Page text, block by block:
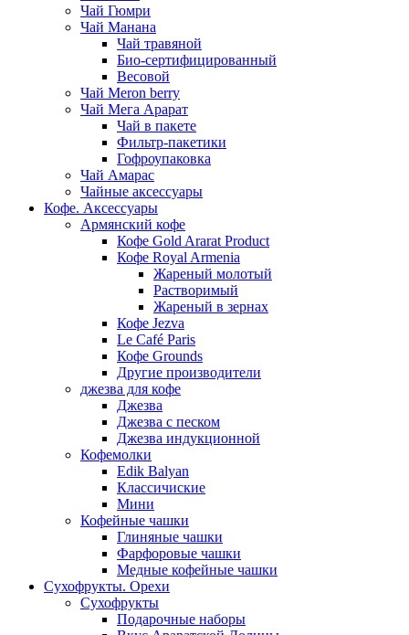
Чай Гюмри
Чай Манана
Чай травяной
Био-сертифицированный
Весовой
Чай Meron berry
Чай Мега Арарат
Чай в пакете
Фильтр-пакетики
Гофроупаковка
Чай Амарас
Чайные аксессуары
Кофе. Аксессуары
Армянский кофе
Кофе Gold Ararat Product
Кофе Royal Armenia
Жареный молотый
Растворимый
Жареный в зернах
Кофе Jezva
Le Café Paris
Кофе Grounds
Другие производители
джезва для кофе
Джезва
Джезва с песком
Джезва индукционной
Кофемолки
Edik Balyan
Классичиские
Мини
Кофейные чашки
Глиняные чашки
Фарфоровые чашки
Медные кофейные чашки
Сухофрукты. Орехи
Сухофрукты
Подарочные наборы